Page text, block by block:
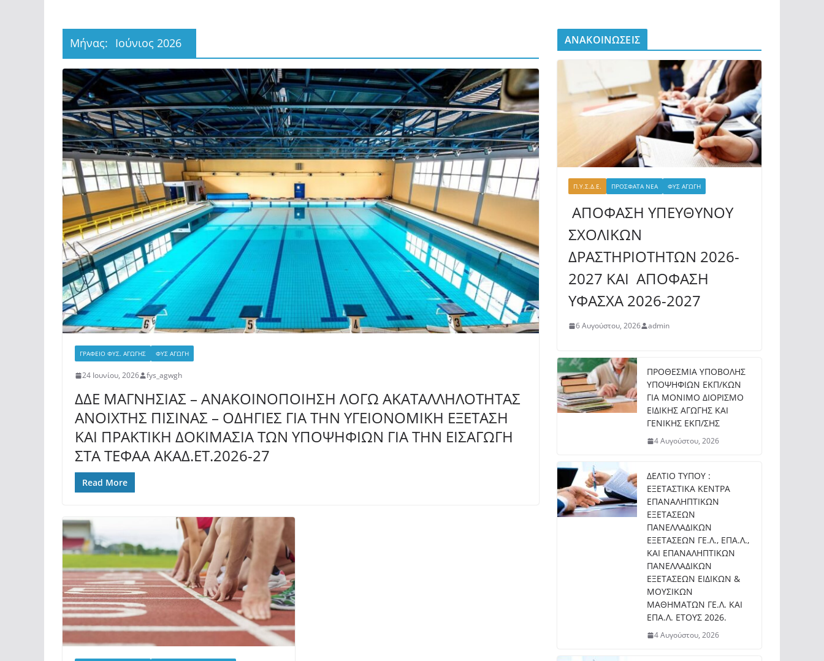
Μήνας: Ιούνιος 2026
ΓΡΑΦΕΙΟ ΦΥΣ. ΑΓΩΓΗΣ ΦΥΣ ΑΓΩΓΗ
24 Ιουνίου, 2026 fys_agwgh
ΔΔΕ ΜΑΓΝΗΣΙΑΣ – ΑΝΑΚΟΙΝΟΠΟΙΗΣΗ ΛΟΓΩ ΑΚΑΤΑΛΛΗΛΟΤΗΤΑΣ
ΑΝΟΙΧΤΗΣ ΠΙΣΙΝΑΣ – ΟΔΗΓΙΕΣ ΓΙΑ ΤΗΝ ΥΓΕΙΟΝΟΜΙΚΗ ΕΞΕΤΑΣΗ
ΚΑΙ ΠΡΑΚΤΙΚΗ ΔΟΚΙΜΑΣΙΑ ΤΩΝ ΥΠΟΨΗΦΙΩΝ ΓΙΑ ΤΗΝ ΕΙΣΑΓΩΓΗ
ΣΤΑ ΤΕΦΑΑ ΑΚΑΔ.ΕΤ.2026-27
Read More
ΑΝΑΚΟΙΝΩΣΕΙΣ
Π.Υ.Σ.Δ.Ε. ΠΡΟΣΦΑΤΑ ΝΕΑ ΦΥΣ ΑΓΩΓΗ
ΑΠΟΦΑΣΗ ΥΠΕΥΘΥΝΟΥ
ΣΧΟΛΙΚΩΝ
ΔΡΑΣΤΗΡΙΟΤΗΤΩΝ 2026-
2027 ΚΑΙ ΑΠΟΦΑΣΗ
ΥΦΑΣΧΑ 2026-2027
6 Αυγούστου, 2026 admin
ΠΡΟΘΕΣΜΙΑ ΥΠΟΒΟΛΗΣ
ΥΠΟΨΗΦΙΩΝ ΕΚΠ/ΚΩΝ
ΓΙΑ ΜΟΝΙΜΟ ΔΙΟΡΙΣΜΟ
ΕΙΔΙΚΗΣ ΑΓΩΓΗΣ ΚΑΙ
ΓΕΝΙΚΗΣ ΕΚΠ/ΣΗΣ
4 Αυγούστου, 2026
ΔΕΛΤΙΟ ΤΥΠΟΥ :
ΕΞΕΤΑΣΤΙΚΑ ΚΕΝΤΡΑ
ΕΠΑΝΑΛΗΠΤΙΚΩΝ
ΕΞΕΤΑΣΕΩΝ
ΠΑΝΕΛΛΑΔΙΚΩΝ
ΕΞΕΤΑΣΕΩΝ ΓΕ.Λ., ΕΠΑ.Λ.,
ΚΑΙ ΕΠΑΝΑΛΗΠΤΙΚΩΝ
ΠΑΝΕΛΛΑΔΙΚΩΝ
ΕΞΕΤΑΣΕΩΝ ΕΙΔΙΚΩΝ &
ΜΟΥΣΙΚΩΝ
ΜΑΘΗΜΑΤΩΝ ΓΕ.Λ. ΚΑΙ
ΕΠΑ.Λ. ΕΤΟΥΣ 2026.
4 Αυγούστου, 2026